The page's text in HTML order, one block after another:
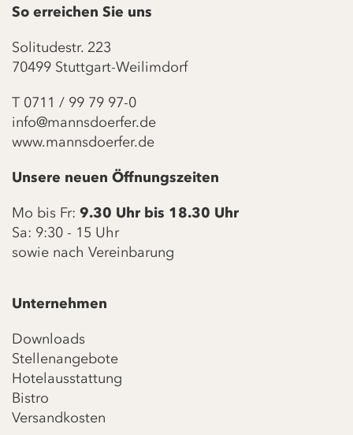
So erreichen Sie uns
Solitudestr. 223
70499 Stuttgart-Weilimdorf
T 0711 / 99 79 97-0
info@mannsdoerfer.de
www.mannsdoerfer.de
Unsere neuen Öffnungszeiten
Mo bis Fr: 9.30 Uhr bis 18.30 Uhr
Sa: 9:30 - 15 Uhr
sowie nach Vereinbarung
Unternehmen
Downloads
Stellenangebote
Hotelausstattung
Bistro
Versandkosten